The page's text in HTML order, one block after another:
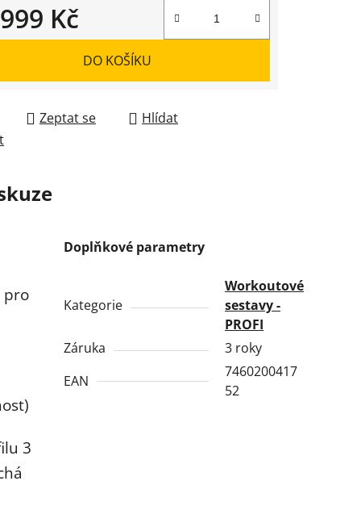
Kč
cena:
DO KOŠÍKU
Zeptat se
Hlídat
pro
3
Doplňkové parametry
Kategorie
Workoutové
sestavy -
PROFI
Záruka
3 roky
EAN
7460200417
52